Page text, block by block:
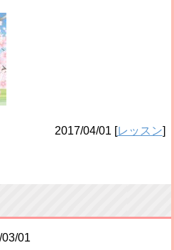
2017/04/01 [レッスン]
01